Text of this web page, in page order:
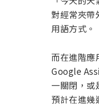
對經常夾
用語方式。
而在進階
Google
一關閉，或
預計在進幾